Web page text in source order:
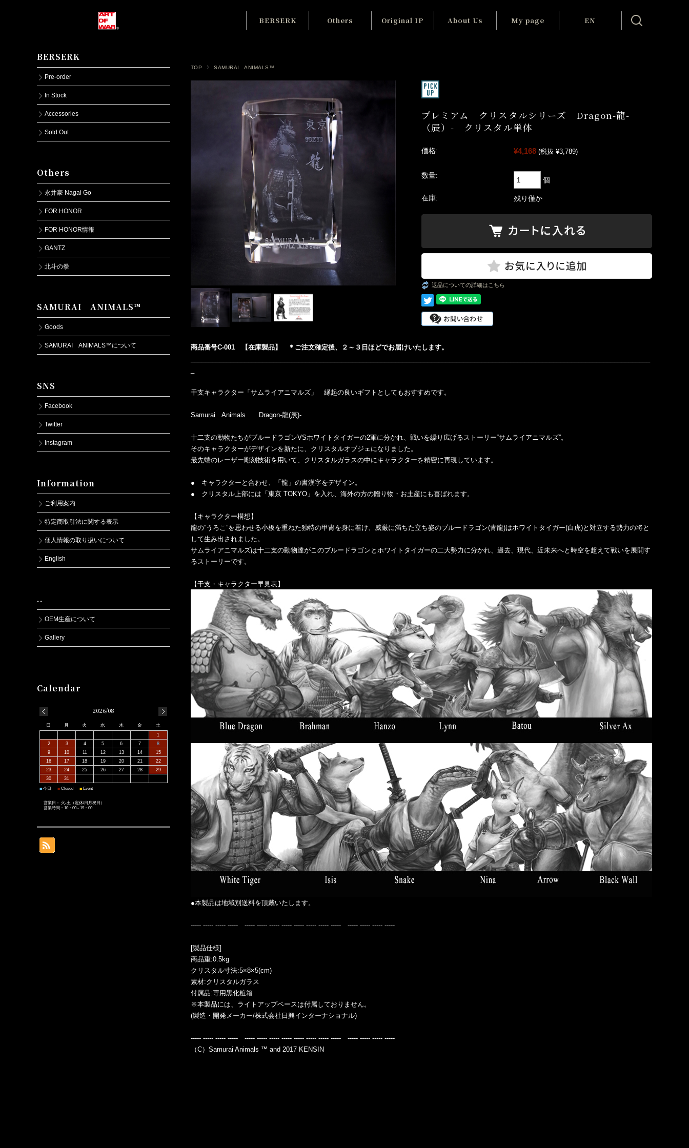
BERSERK
In Stock
Sold Out
Others
永井豪
For Honor
GANTZ
北斗の拳
Original IP About Us
会社案内
Facebook
My page EN
TOP SAMURAI ANIMALS™
プレミアム クリスタルシリーズ Dragon-龍-
（辰）- クリスタル単体
価格: ¥4,168 (税抜 ¥3,789)
数量:
個
在庫: 残り僅か
返品についての詳細はこちら
商品番号C-001 【在庫製品】 ＊ご注文確定後、２～３日ほどでお届けいたします。
干支キャラクター「サムライアニマルズ」 縁起の良いギフトとしてもおすすめです。
Samurai Animals Dragon-龍(辰)-
十二支の動物たちがブルードラゴンVSホワイトタイガーの2軍に分かれ、戦いを繰り広げるストーリー“サムライアニマルズ”。
そのキャラクターがデザインを新たに、クリスタルオブジェになりました。
最先端のレーザー彫刻技術を用いて、クリスタルガラスの中にキャラクターを精密に再現しています。
● キャラクターと合わせ、「龍」の書漢字をデザイン。
● クリスタル上部には「東京 TOKYO」を入れ、海外の方の贈り物・お土産にも喜ばれます。
【キャラクター構想】
龍の“うろこ”を思わせる小板を重ねた独特の甲冑を身に着け、威厳に満ちた立ち姿のブルードラゴン(青龍)はホワイトタイガー(白虎)と対立する勢力の将と
して生み出されました。
サムライアニマルズは十二支の動物達がこのブルードラゴンとホワイトタイガーの二大勢力に分かれ、過去、現代、近未来へと時空を超えて戦いを展開す
るストーリーです。
【干支・キャラクター早見表】
●本製品は地域別送料を頂戴いたします。
----- ----- ----- ----- ----- ----- ----- ----- ----- ----- ----- ----- ----- ----- ----- -----
[製品仕様]
商品重:0.5kg
クリスタル寸法:5×8×5(cm)
素材:クリスタルガラス
付属品:専用黒化粧箱
※本製品には、ライトアップベースは付属しておりません。
(製造・開発メーカー/株式会社日興インターナショナル)
----- ----- ----- ----- ----- ----- ----- ----- ----- ----- ----- ----- ----- ----- ----- -----
（C）Samurai Animals ™ and 2017 KENSIN
BERSERK
Pre-order
In Stock
Accessories
Sold Out
Others
永井豪 Nagai Go
FOR HONOR
FOR HONOR情報
GANTZ
北斗の拳
SAMURAI ANIMALS™
Goods
SAMURAI ANIMALS™について
SNS
Facebook
Twitter
Instagram
Information
ご利用案内
特定商取引法に関する表示
個人情報の取り扱いについて
English
..
OEM生産について
Gallery
2026/08
日 月 火 水 木 金
土
1
2
3 4 5 6 7
8
9
10 11 12 13 14
15
16
17 18 19 20 21
22
23
24 25 26 27 28
29
30
31
■ 今日 ■ Closed ■ Event
営業日： 火-土（定休/日月祝日）
営業時間：10：00 - 19：00